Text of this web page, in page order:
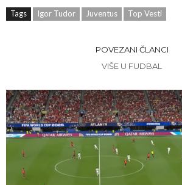
Tags Igor Tudor Juventus Top Vesti
POVEZANI ČLANCI
VIŠE U FUDBAL